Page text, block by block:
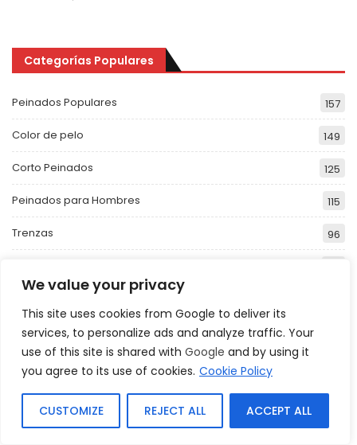
We value your privacy
This site uses cookies from Google to deliver its
services, to personalize ads and analyze traffic. Your
use of this site is shared with Google and by using it
you agree to its use of cookies. Cookie Policy
CUSTOMIZE REJECT ALL ACCEPT ALL
Categorías Populares
Peinados Populares 157
Color de pelo 149
Corto Peinados 125
Peinados para Hombres 115
Trenzas 96
Peinados De Celebridades
Peinados de celebridades para ocasiones
May 28, 2024 1.360 0
Peinados de celebridades para hombres con